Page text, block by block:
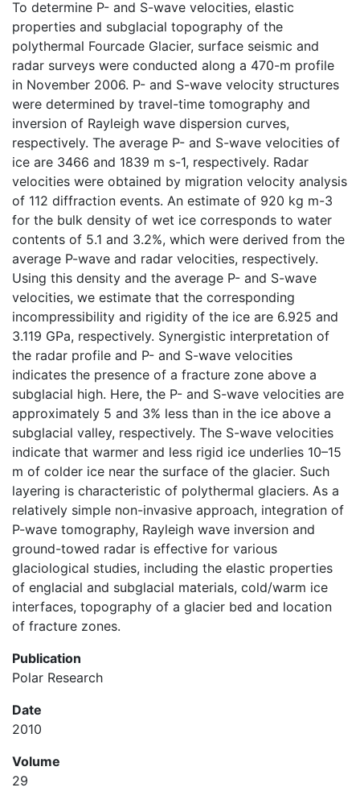
To determine P- and S-wave velocities, elastic
properties and subglacial topography of the
polythermal Fourcade Glacier, surface seismic and
radar surveys were conducted along a 470-m profile
in November 2006. P- and S-wave velocity structures
were determined by travel-time tomography and
inversion of Rayleigh wave dispersion curves,
respectively. The average P- and S-wave velocities of
ice are 3466 and 1839 m s-1, respectively. Radar
velocities were obtained by migration velocity analysis
of 112 diffraction events. An estimate of 920 kg m-3
for the bulk density of wet ice corresponds to water
contents of 5.1 and 3.2%, which were derived from the
average P-wave and radar velocities, respectively.
Using this density and the average P- and S-wave
velocities, we estimate that the corresponding
incompressibility and rigidity of the ice are 6.925 and
3.119 GPa, respectively. Synergistic interpretation of
the radar profile and P- and S-wave velocities
indicates the presence of a fracture zone above a
subglacial high. Here, the P- and S-wave velocities are
approximately 5 and 3% less than in the ice above a
subglacial valley, respectively. The S-wave velocities
indicate that warmer and less rigid ice underlies 10–15
m of colder ice near the surface of the glacier. Such
layering is characteristic of polythermal glaciers. As a
relatively simple non-invasive approach, integration of
P-wave tomography, Rayleigh wave inversion and
ground-towed radar is effective for various
glaciological studies, including the elastic properties
of englacial and subglacial materials, cold/warm ice
interfaces, topography of a glacier bed and location
of fracture zones.
Publication
Polar Research
Date
2010
Volume
29